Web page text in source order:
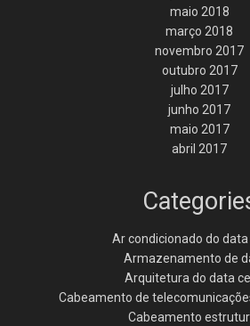
maio 2018
março 2018
novembro 2017
outubro 2017
julho 2017
junho 2017
maio 2017
abril 2017
Ar condicionado do
Armazenamento de
Arquitetura do data
Cabeamento de
Cabeamento